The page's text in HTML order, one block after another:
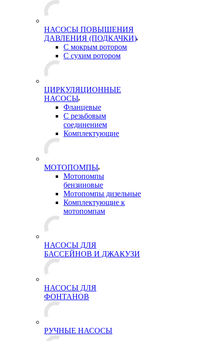
НАСОСЫ ПОВЫШЕНИЯ
ДАВЛЕНИЯ (ПОДКАЧКИ)
С мокрым ротором
С сухим ротором
ЦИРКУЛЯЦИОННЫЕ
НАСОСЫ
Фланцевые
С резьбовым
соединением
Комплектующие
МОТОПОМПЫ
Мотопомпы
бензиновые
Мотопомпы дизельные
Комплектующие к
мотопомпам
НАСОСЫ ДЛЯ
БАССЕЙНОВ И ДЖАКУЗИ
НАСОСЫ ДЛЯ
ФОНТАНОВ
РУЧНЫЕ НАСОСЫ